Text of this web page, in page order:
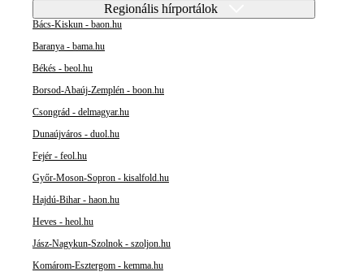
Regionális hírportálok
Bács-Kiskun - baon.hu
Baranya - bama.hu
Békés - beol.hu
Borsod-Abaúj-Zemplén - boon.hu
Csongrád - delmagyar.hu
Dunaújváros - duol.hu
Fejér - feol.hu
Győr-Moson-Sopron - kisalfold.hu
Hajdú-Bihar - haon.hu
Heves - heol.hu
Jász-Nagykun-Szolnok - szoljon.hu
Komárom-Esztergom - kemma.hu